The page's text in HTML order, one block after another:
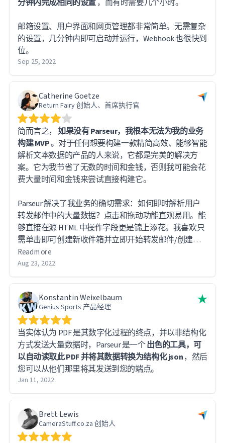
分钟内完成相同的设置，而有时需要几个小时。
邮箱设置、用户界面和网页管理都非常简单。无需复杂
的设置，几分钟内即可启动并运行，Webhook 也很快到
位。
Sep 25, 2022
Catherine Goetze
Return Fairy 创始人、首席执行官
简而言之， 如果没有 Parseur，我根本无法为我的业务
构建 MVP。对于任何想要构建一款精简高效、能够智能
解析文本数据的产品的人来说，它都是完美的解决方
案。它为我节省了无数的时间和金钱，否则我可能会花
费大量时间和金钱来尝试直接构建它。
Parseur 解决了我业务的确切需求：如何即时解析用户
转发邮件中的大量数据？点击和拖动功能直观易用。能
够直接在源 HTML 中操作字段更是锦上添花。我喜欢只
需单击即可创建新收件箱并立即开始转发邮件/创建模
板的功能。我喜欢 Parseur 能够直观地判断哪个模板将
应用于新文档并自动应用。对于像我这样的低代码开发
人员来说，Parseur 与 Zapier 的集成简直是救星。而
Read more
Aug 23, 2022
Konstantin Weixelbaum
Genius Sports 产品经理
当实体认为 PDF 是其数字化过程的终点，并以非结构化
方式发送大量数据时，Parseur 是一个出色的工具，可
以自动读取此 PDF 并将其数据转换为结构化 json，然后
您可以从他们那里将其发送到您的端点。
Jan 11, 2022
Brett Lewis
CameraStuff.co.za 创始人